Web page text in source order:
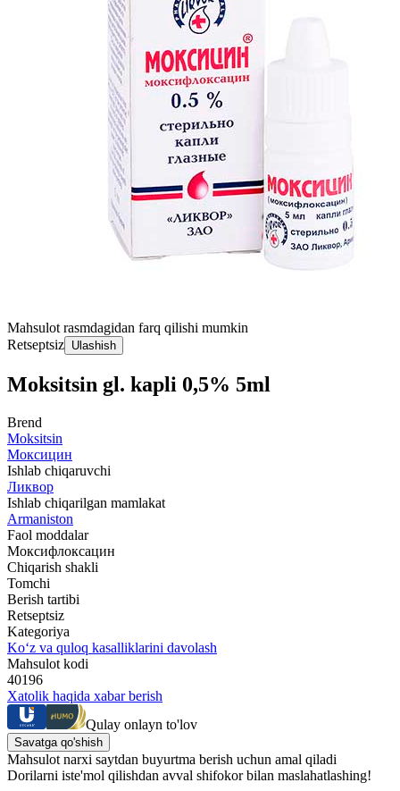
Mahsulot rasmdagidan farq qilishi mumkin
Retseptsiz Ulashish
Moksitsin gl. kapli 0,5% 5ml
Brend
Moksitsin
Моксицин
Ishlab chiqaruvchi
Ликвор
Ishlab chiqarilgan mamlakat
Armaniston
Faol moddalar
Моксифлоксацин
Chiqarish shakli
Tomchi
Berish tartibi
Retseptsiz
Kategoriya
Ko‘z va quloq kasalliklarini davolash
Mahsulot kodi
40196
Xatolik haqida xabar berish
Qulay onlayn to'lov
Savatga qo'shish
Mahsulot narxi saytdan buyurtma berish uchun amal qiladi
Dorilarni iste'mol qilishdan avval shifokor bilan maslahatlashing!